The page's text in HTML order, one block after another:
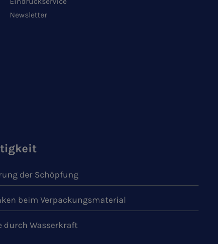
Newsletter
der Schöpfung
beim Verpackungsmaterial
durch Wasserkraft